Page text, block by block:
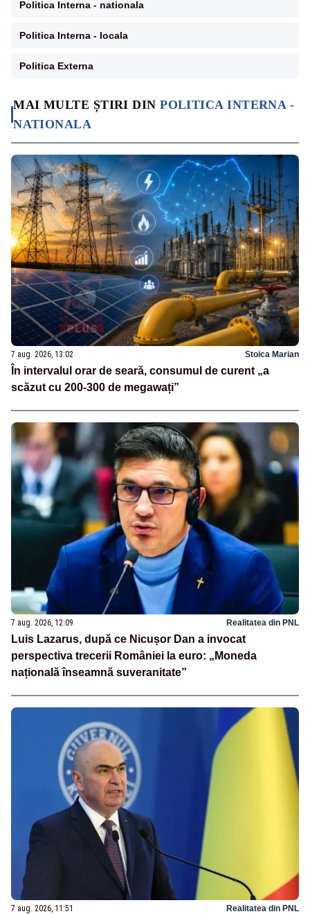
MAI MULTE ȘTIRI DINPOLITICA INTERNA -
NATIONALA
7 aug. 2026, 13:02 Stoica Marian
În intervalul orar de seară, consumul de curent „a
scăzut cu 200-300 de megawați”
7 aug. 2026, 12:09 Realitatea din PNL
Luis Lazarus, după ce Nicușor Dan a invocat
perspectiva trecerii României la euro: „Moneda
națională înseamnă suveranitate”
7 aug. 2026, 11:51 Realitatea din PNL
Politica Interna - nationala
Politica Interna - locala
Politica Externa